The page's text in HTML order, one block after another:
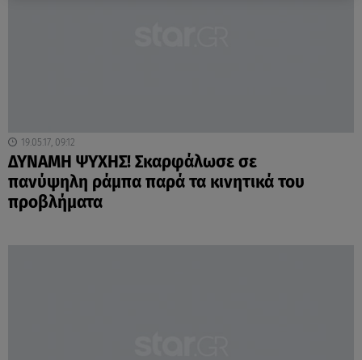
19.05.17, 09:12
ΔΥΝΑΜΗ ΨΥΧΗΣ! Σκαρφάλωσε σε
πανύψηλη ράμπα παρά τα κινητικά του
προβλήματα